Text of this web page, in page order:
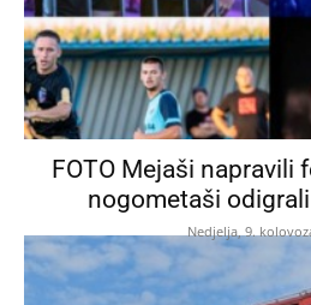
FOTO Mejaši napravili
nogometaši
Nedjelja, 9.